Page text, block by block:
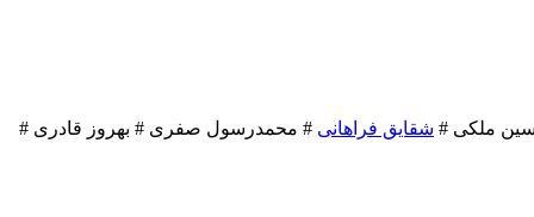
ملکی # شقایق فراهانی # محمدرسول صفری # بهروز قادری #